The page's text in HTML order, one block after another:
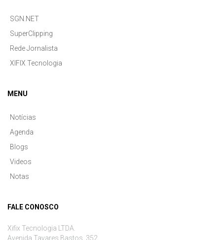
SGN.NET
SuperClipping
Rede Jornalista
XIFIX Tecnologia
MENU
Notícias
Agenda
Blogs
Videos
Notas
FALE CONOSCO
Xifix Tecnologia LTDA.
Avenida Tavares Bastos, 352